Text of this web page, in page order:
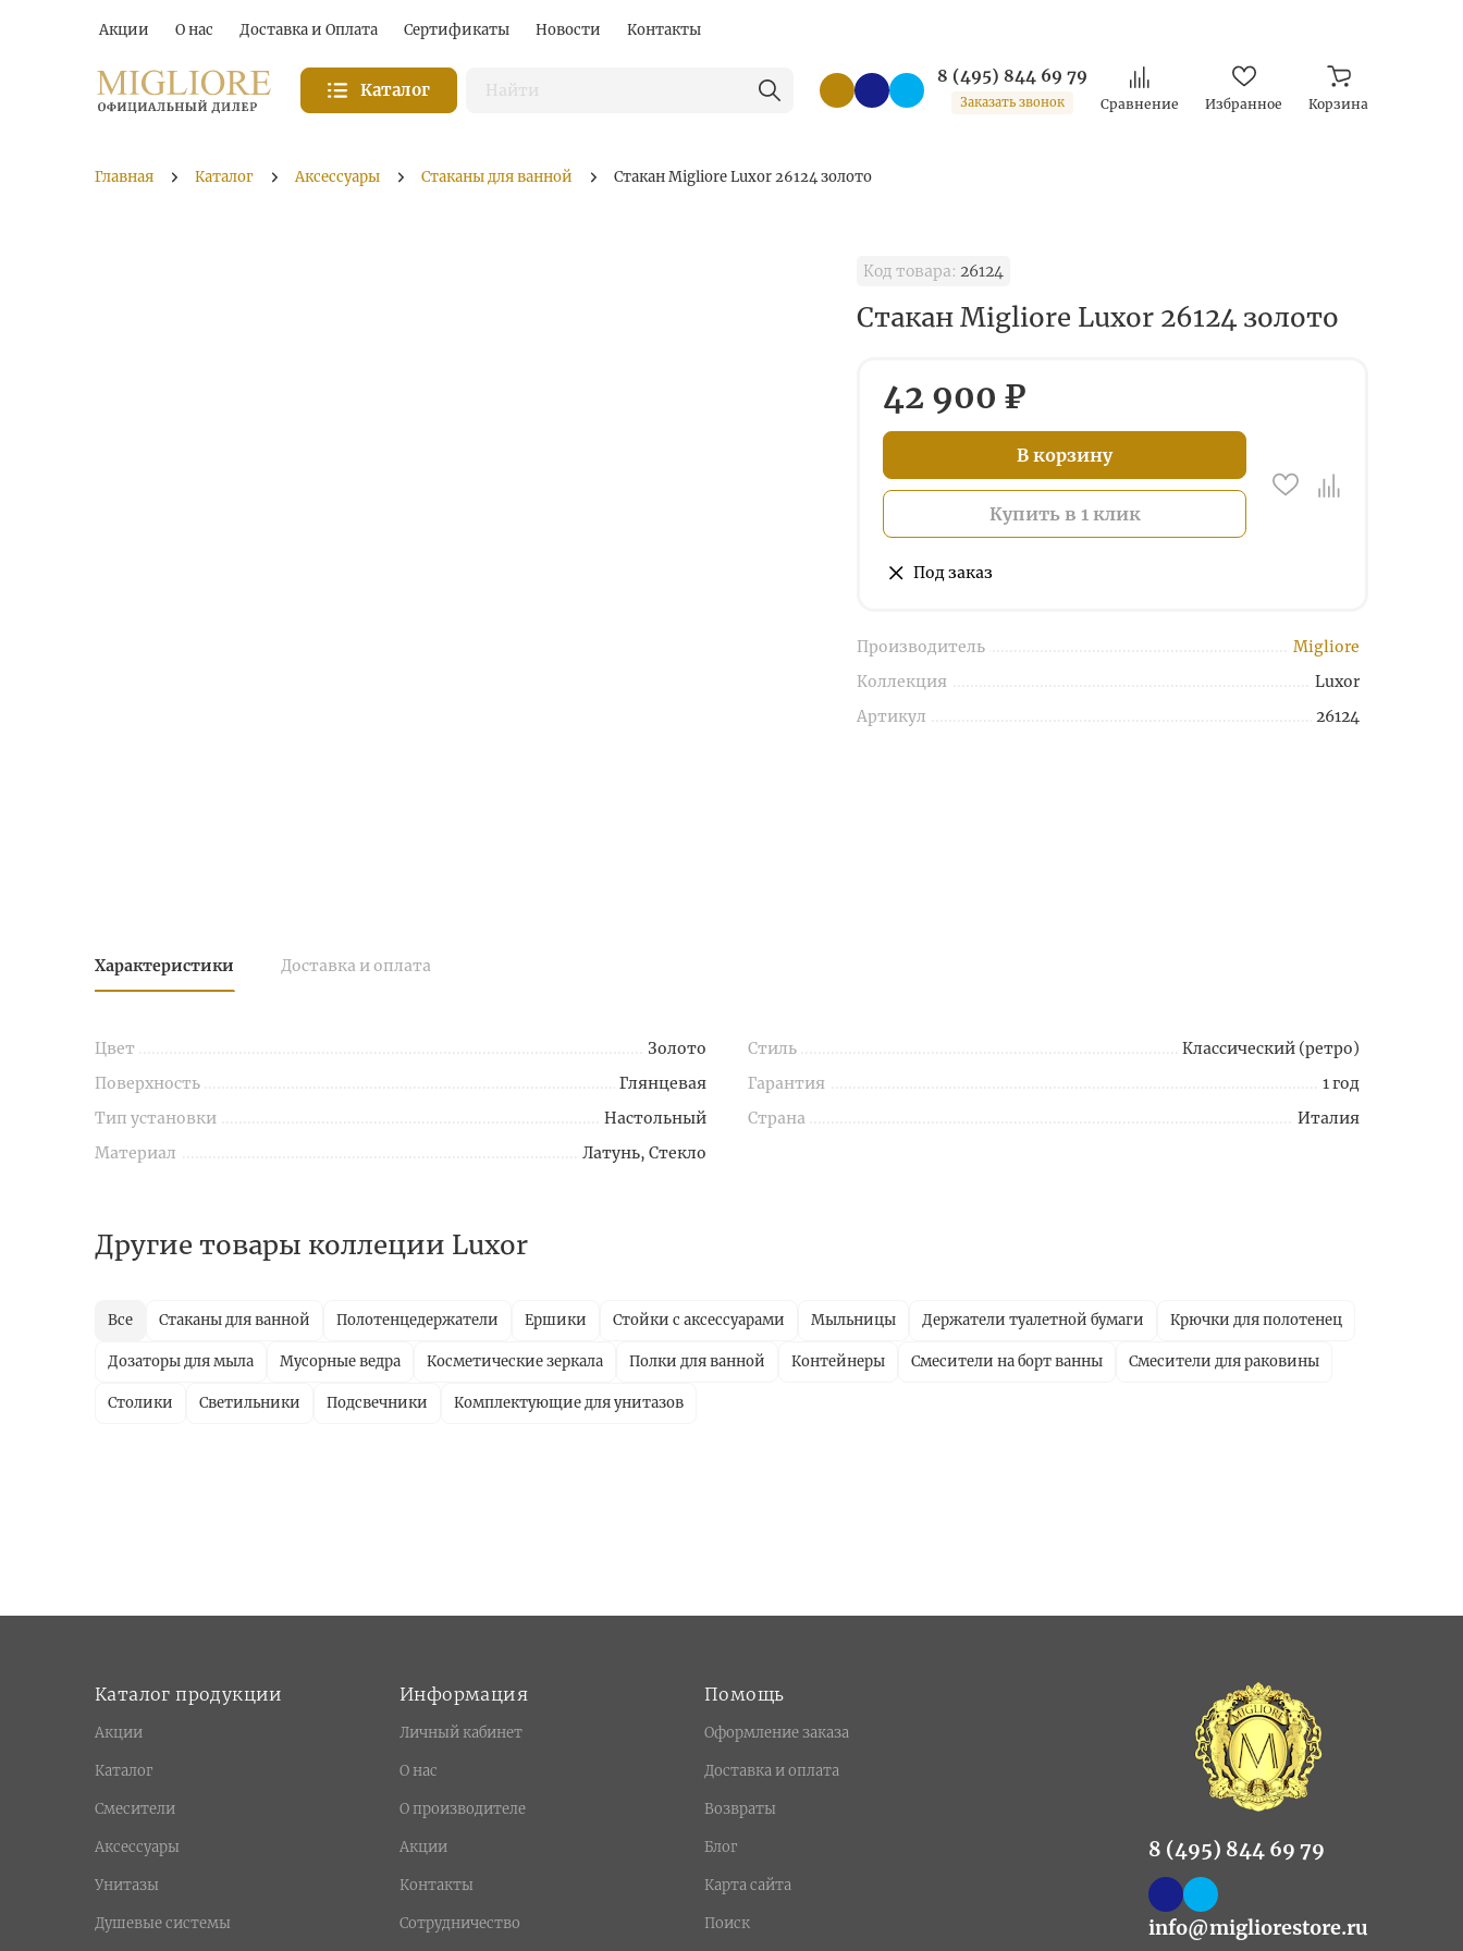
Акции О нас Доставка и Оплата Сертификаты Новости Контакты
Каталог
8 (495) 844 69 79
Заказать звонок Сравнение Избранное Корзина
Главная Каталог Аксессуары Стаканы для ванной Стакан Migliore Luxor 26124 золото
Код товара: 26124
Стакан Migliore Luxor 26124 золото
42 900 ₽
В корзину
Купить в 1 клик
Под заказ
Производитель
Migliore
Коллекция
Luxor
Артикул
26124
Характеристики Доставка и оплата
Цвет
Золото
Поверхность
Глянцевая
Тип установки
Настольный
Материал
Латунь, Стекло
Стиль
Классический (ретро)
Гарантия
1 год
Страна
Италия
Другие товары коллеции Luxor
Все Стаканы для ванной Полотенцедержатели Ершики Стойки с аксессуарами Мыльницы Держатели туалетной бумаги Крючки для полотенец
Дозаторы для мыла Мусорные ведра Косметические зеркала Полки для ванной Контейнеры Смесители на борт ванны Смесители для раковины
Столики Светильники Подсвечники Комплектующие для унитазов
Каталог продукции
Акции
Каталог
Смесители
Аксессуары
Унитазы
Душевые системы
Информация
Личный кабинет
О нас
О производителе
Акции
Контакты
Сотрудничество
Помощь
Оформление заказа
Доставка и оплата
Возвраты
Блог
Карта сайта
Поиск
8 (495) 844 69 79
info@migliorestore.ru